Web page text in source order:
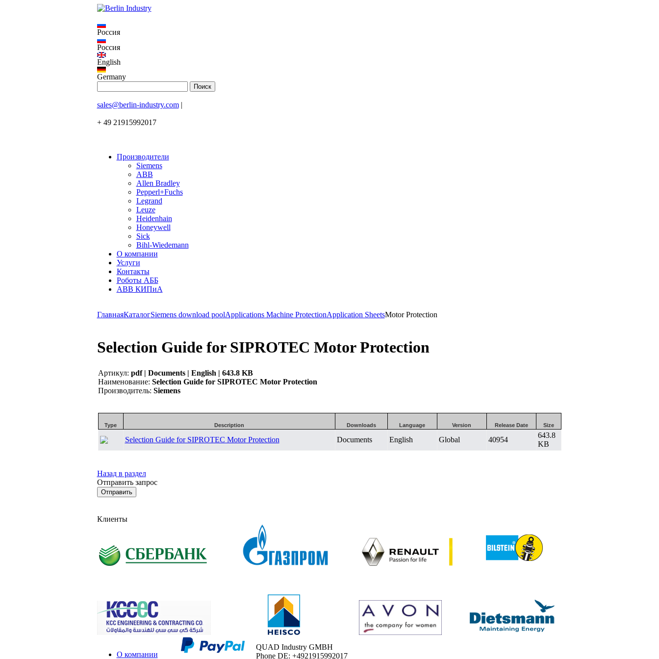
Россия
Россия
English
Germany
sales@berlin-industry.com|
+ 49 21915992017
Производители
Siemens
ABB
Allen Bradley
Pepperl+Fuchs
Legrand
Leuze
Heidenhain
Honeywell
Sick
Bihl-Wiedemann
О компании
Услуги
Контакты
Роботы АББ
ABB КИПиА
ГлавнаяКаталогSiemens download poolApplications Machine ProtectionApplication SheetsMotor Protection
Selection Guide for SIPROTEC Motor Protection
Артикул: pdf | Documents | English | 643.8 KB
Наименование: Selection Guide for SIPROTEC Motor Protection
Производитель: Siemens
Type Description Downloads Language Version Release Date Size
Selection Guide for SIPROTEC Motor Protection Documents English Global 40954
643.8
KB
Назад в раздел
Отправить запрос
Клиенты
О компании
QUAD Industry GMBH
Phone DE: +4921915992017